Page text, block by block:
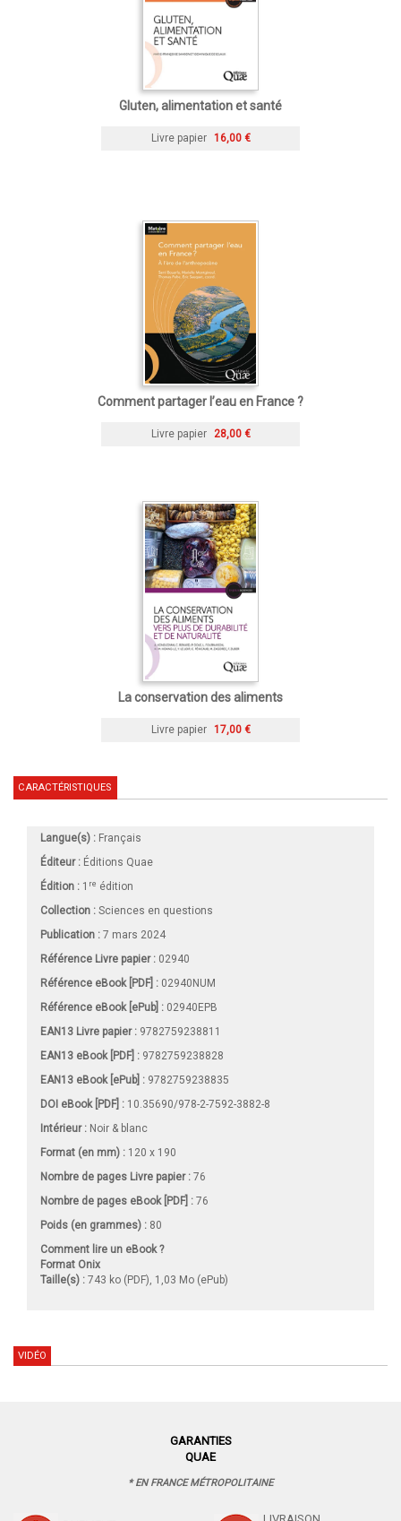
Gluten, alimentation et santé
Livre papier 16,00 €
Comment partager l’eau en France ?
Livre papier 28,00 €
La conservation des aliments
Livre papier 17,00 €
CARACTÉRISTIQUES
Langue(s) : Français
Éditeur : Éditions Quae
Édition : 1 re édition
Collection : Sciences en questions
Publication : 7 mars 2024
Référence Livre papier : 02940
Référence eBook [PDF] : 02940NUM
Référence eBook [ePub] : 02940EPB
EAN13 Livre papier : 9782759238811
EAN13 eBook [PDF] : 9782759238828
EAN13 eBook [ePub] : 9782759238835
DOI eBook [PDF] : 10.35690/978-2-7592-3882-8
Intérieur : Noir & blanc
Format (en mm) : 120 x 190
Nombre de pages Livre papier: 76
Nombre de pages eBook [PDF] : 76
Poids (en grammes) : 80
Comment lire un eBook ?
Format Onix
Taille(s) : 743 ko (PDF), 1,03 Mo (ePub)
VIDÉO
GARANTIES
QUAE
* EN FRANCE MÉTROPOLITAINE